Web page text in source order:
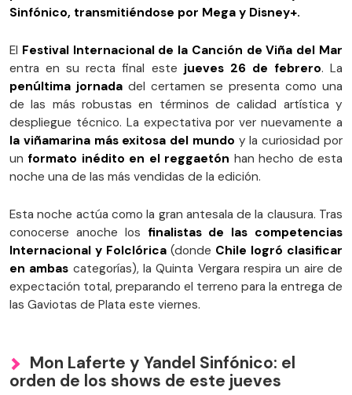
Sinfónico, transmitiéndose por Mega y Disney+.
El Festival Internacional de la Canción de Viña del Mar
entra en su recta final este jueves 26 de febrero. La
penúltima jornadadel certamen se presenta como una
de las más robustas en términos de calidad artística y
despliegue técnico. La expectativa por ver nuevamente a
la viñamarina más exitosa del mundo y la curiosidad por
un formato inédito en el reggaetón han hecho de esta
noche una de las más vendidas de la edición.
Esta noche actúa como la gran antesala de la clausura. Tras
conocerse anoche los finalistas de las competencias
Internacional y Folclórica (donde Chile logró clasificar
en ambas categorías), la Quinta Vergara respira un aire de
expectación total, preparando el terreno para la entrega de
las Gaviotas de Plata este viernes.
Mon Laferte y Yandel Sinfónico: el
orden de los shows de este jueves